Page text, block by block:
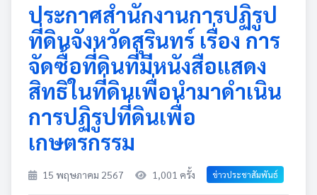
ประกาศสำนักงานการปฏิรูป
ที่ดินจังหวัดสุรินทร์ เรื่อง การ
จัดซื้อที่ดินที่มีหนังสือแสดง
สิทธิในที่ดินเพื่อนำมาดำเนิน
การปฏิรูปที่ดินเพื่อ
เกษตรกรรม
15 พฤษภาคม 2567 1,001 ครั้ง ข่าวประชาสัมพันธ์